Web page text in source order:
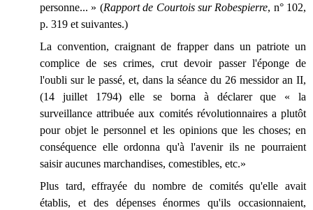
personne... » (Rapport de Courtois sur Robespierre, n° 102,
p. 319 et suivantes.)
La convention, craignant de frapper dans un patriote un
complice de ses crimes, crut devoir passer l'éponge de
l'oubli sur le passé, et, dans la séance du 26 messidor an II,
(14 juillet 1794) elle se borna à déclarer que « la
surveillance attribuée aux comités révolutionnaires a plutôt
pour objet le personnel et les opinions que les choses; en
conséquence elle ordonna qu'à l'avenir ils ne pourraient
saisir aucunes marchandises, comestibles, etc.»
Plus tard, effrayée du nombre de comités qu'elle avait
établis, et des dépenses énormes qu'ils occasionnaient,